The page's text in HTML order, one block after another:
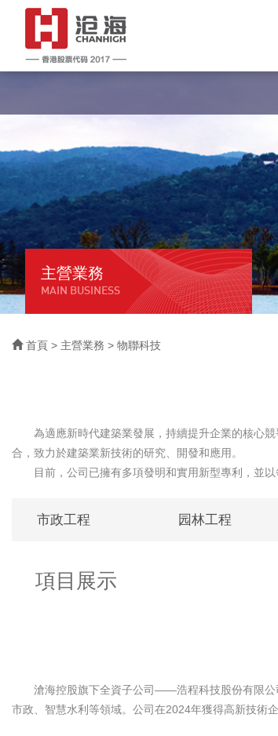
主營業務
MAIN BUSINESS
首頁 > 主營業務 > 物聯科技
為適應新時代建築業發展，持續提升企業的核心競
合，致力於建築業新技術的研究、開發和應用。
目前，公司已擁有多項發明和實用新型專利，並以
市政工程 园林工程
項目展示
滄海控股旗下全資子公司——浩程科技股份有限公司
市政、智慧水利等領域。公司在2024年獲得高新技術